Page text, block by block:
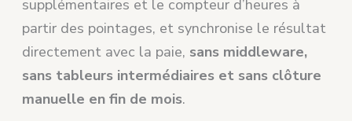
supplémentaires et le compteur d’heures à
partir des pointages, et synchronise le résultat
directement avec la paie, sans middleware,
sans tableurs intermédiaires et sans clôture
manuelle en fin de mois.